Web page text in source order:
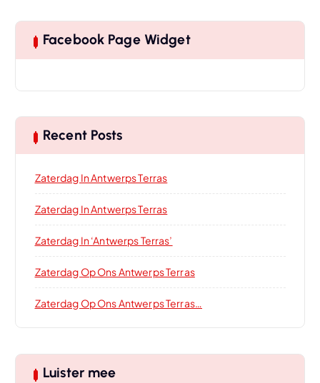
Facebook Page Widget
Recent Posts
Zaterdag In Antwerps Terras
Zaterdag In Antwerps Terras
Zaterdag In ‘Antwerps Terras’
Zaterdag Op Ons Antwerps Terras
Zaterdag Op Ons Antwerps Terras…
Luister mee